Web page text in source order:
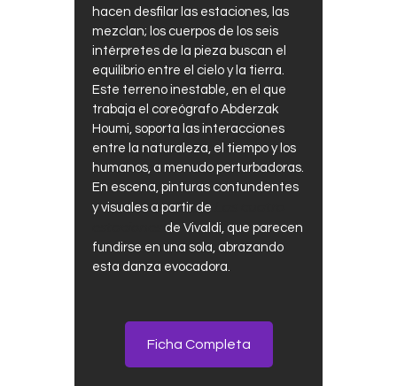
hacen desfilar las estaciones, las
mezclan; los cuerpos de los seis
intérpretes de la pieza buscan el
equilibrio entre el cielo y la tierra.
Este terreno inestable, en el que
trabaja el coreógrafo Abderzak
Houmi, soporta las interacciones
entre la naturaleza, el tiempo y los
humanos, a menudo perturbadoras.
En escena, pinturas contundentes
y visuales a partir de
de Vivaldi, que parecen
fundirse en una sola, abrazando
esta danza evocadora.
Ficha Completa